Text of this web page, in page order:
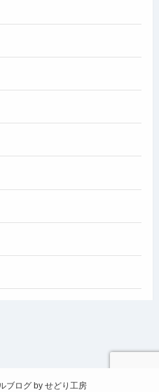
ブログ by せどり工房